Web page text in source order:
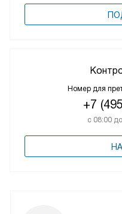
Номер для
+7
с 08:00